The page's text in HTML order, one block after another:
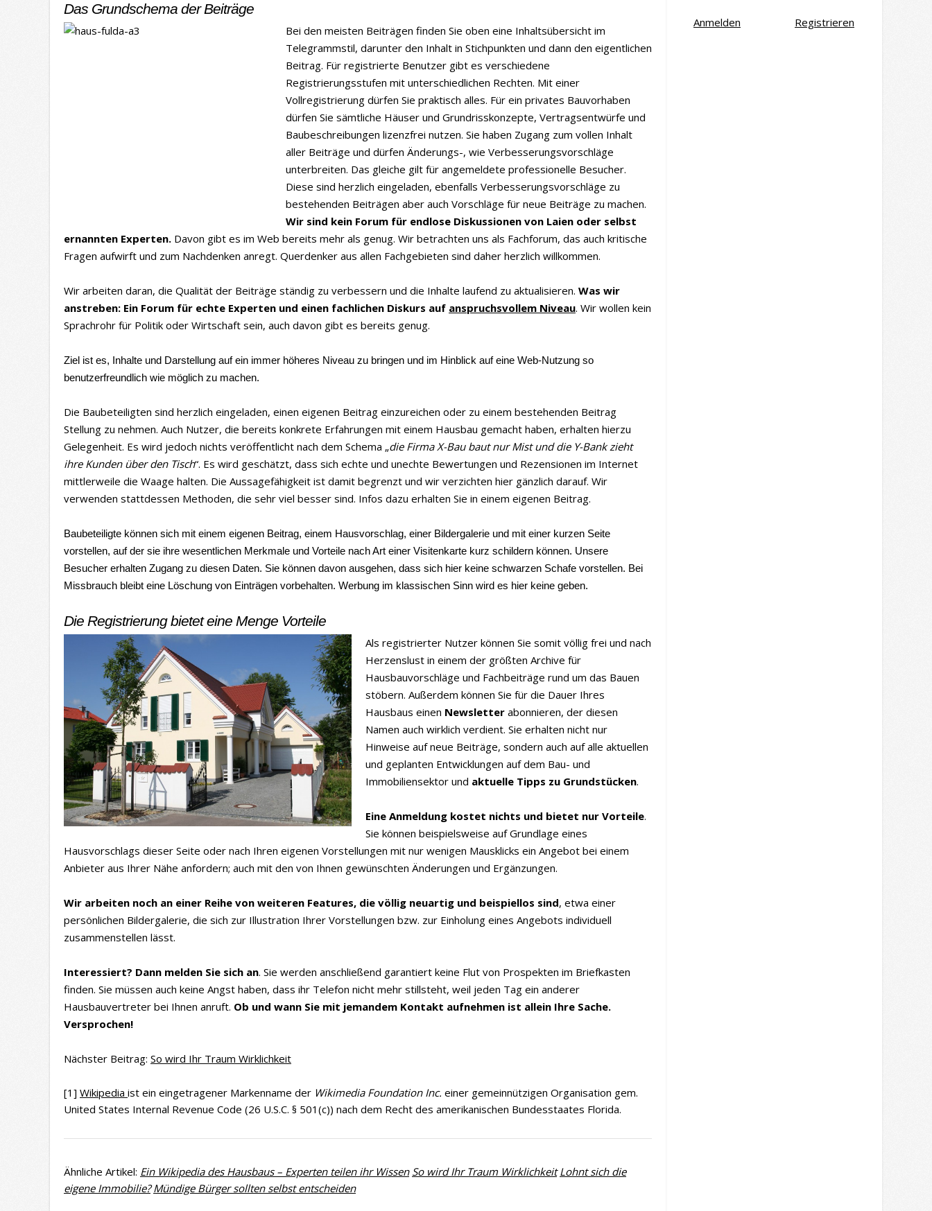
Das Grundschema der Beiträge
Bei den meisten Beiträgen finden Sie oben eine Inhaltsübersicht im
Telegrammstil, darunter den Inhalt in Stichpunkten und dann den eigentlichen
Beitrag. Für registrierte Benutzer gibt es verschiedene
Registrierungsstufen mit unterschiedlichen Rechten. Mit einer
Vollregistrierung dürfen Sie praktisch alles. Für ein privates Bauvorhaben
dürfen Sie sämtliche Häuser und Grundrisskonzepte, Vertragsentwürfe und
Baubeschreibungen lizenzfrei nutzen. Sie haben Zugang zum vollen Inhalt
aller Beiträge und dürfen Änderungs-, wie Verbesserungsvorschläge
unterbreiten. Das gleiche gilt für angemeldete professionelle Besucher.
Diese sind herzlich eingeladen, ebenfalls Verbesserungsvorschläge zu
bestehenden Beiträgen aber auch Vorschläge für neue Beiträge zu machen.
Wir sind kein Forum für endlose Diskussionen von Laien oder selbst
ernannten Experten. Davon gibt es im Web bereits mehr als genug. Wir betrachten uns als Fachforum, das auch kritische
Fragen aufwirft und zum Nachdenken anregt. Querdenker aus allen Fachgebieten sind daher herzlich willkommen.
Wir arbeiten daran, die Qualität der Beiträge ständig zu verbessern und die Inhalte laufend zu aktualisieren. Was wir
anstreben: Ein Forum für echte Experten und einen fachlichen Diskurs auf anspruchsvollem Niveau. Wir wollen kein
Sprachrohr für Politik oder Wirtschaft sein, auch davon gibt es bereits genug.
Ziel ist es, Inhalte und Darstellung auf ein immer höheres Niveau zu bringen und im Hinblick auf eine Web-Nutzung so
benutzerfreundlich wie möglich zu machen.
Die Baubeteiligten sind herzlich eingeladen, einen eigenen Beitrag einzureichen oder zu einem bestehenden Beitrag
Stellung zu nehmen. Auch Nutzer, die bereits konkrete Erfahrungen mit einem Hausbau gemacht haben, erhalten hierzu
Gelegenheit. Es wird jedoch nichts veröffentlicht nach dem Schema „die Firma X-Bau baut nur Mist und die Y-Bank zieht
ihre Kunden über den Tisch“. Es wird geschätzt, dass sich echte und unechte Bewertungen und Rezensionen im Internet
mittlerweile die Waage halten. Die Aussagefähigkeit ist damit begrenzt und wir verzichten hier gänzlich darauf. Wir
verwenden stattdessen Methoden, die sehr viel besser sind. Infos dazu erhalten Sie in einem eigenen Beitrag.
Baubeteiligte können sich mit einem eigenen Beitrag, einem Hausvorschlag, einer Bildergalerie und mit einer kurzen Seite
vorstellen, auf der sie ihre wesentlichen Merkmale und Vorteile nach Art einer Visitenkarte kurz schildern können. Unsere
Besucher erhalten Zugang zu diesen Daten. Sie können davon ausgehen, dass sich hier keine schwarzen Schafe vorstellen. Bei
Missbrauch bleibt eine Löschung von Einträgen vorbehalten. Werbung im klassischen Sinn wird es hier keine geben.
Die Registrierung bietet eine Menge Vorteile
Als registrierter Nutzer können Sie somit völlig frei und nach
Herzenslust in einem der größten Archive für
Hausbauvorschläge und Fachbeiträge rund um das Bauen
stöbern. Außerdem können Sie für die Dauer Ihres
Hausbaus einen Newsletter abonnieren, der diesen
Namen auch wirklich verdient. Sie erhalten nicht nur
Hinweise auf neue Beiträge, sondern auch auf alle aktuellen
und geplanten Entwicklungen auf dem Bau- und
Immobiliensektor und aktuelle Tipps zu Grundstücken.
Eine Anmeldung kostet nichts und bietet nur Vorteile.
Sie können beispielsweise auf Grundlage eines
Hausvorschlags dieser Seite oder nach Ihren eigenen Vorstellungen mit nur wenigen Mausklicks ein Angebot bei einem
Anbieter aus Ihrer Nähe anfordern; auch mit den von Ihnen gewünschten Änderungen und Ergänzungen.
Wir arbeiten noch an einer Reihe von weiteren Features, die völlig neuartig und beispiellos sind, etwa einer
persönlichen Bildergalerie, die sich zur Illustration Ihrer Vorstellungen bzw. zur Einholung eines Angebots individuell
zusammenstellen lässt.
Interessiert? Dann melden Sie sich an. Sie werden anschließend garantiert keine Flut von Prospekten im Briefkasten
finden. Sie müssen auch keine Angst haben, dass ihr Telefon nicht mehr stillsteht, weil jeden Tag ein anderer
Hausbauvertreter bei Ihnen anruft. Ob und wann Sie mit jemandem Kontakt aufnehmen ist allein Ihre Sache.
Versprochen!
Nächster Beitrag: So wird Ihr Traum Wirklichkeit
[1] Wikipedia ist ein eingetragener Markenname der Wikimedia Foundation Inc. einer gemeinnützigen Organisation gem.
United States Internal Revenue Code (26 U.S.C. § 501(c)) nach dem Recht des amerikanischen Bundesstaates Florida.
Ähnliche Artikel: Ein Wikipedia des Hausbaus – Experten teilen ihr Wissen So wird Ihr Traum Wirklichkeit Lohnt sich die
eigene Immobilie? Mündige Bürger sollten selbst entscheiden
Anmelden Registrieren